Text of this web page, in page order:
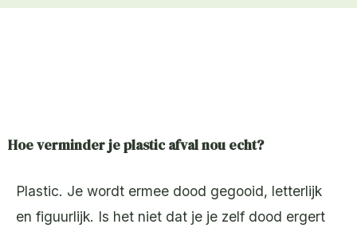
Hoe verminder je plastic afval nou echt?
Plastic. Je wordt ermee dood gegooid, letterlijk
en figuurlijk. Is het niet dat je je zelf dood ergert